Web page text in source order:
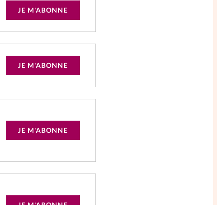
JE M'ABONNE
JE M'ABONNE
JE M'ABONNE